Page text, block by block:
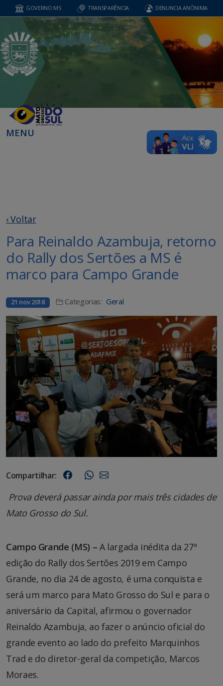
GOVERNO MS TRANSPARÊNCIA DENUNCIA ANÔNIMA
MENU
‹ Voltar
Para Reinaldo Azambuja, retorno
do Rally dos Sertões a MS é
marco para Campo Grande
21 nov 2018 Categorias: Geral
Compartilhar:
Prova deverá passar ainda por mais três cidades de
Mato Grosso do Sul.
Campo Grande (MS) – A largada inédita da 27ª
edição do Rally dos Sertões 2019 em Campo
Grande, no dia 24 de agosto, é uma conquista e
será um marco para Mato Grosso do Sul e para o
aniversário da Capital, afirmou o governador
Reinaldo Azambuja, ao fazer o anúncio oficial do
grande evento ao lado do prefeito Marquinhos
Trad e do diretor-geral da competição, Marcos
Moraes.